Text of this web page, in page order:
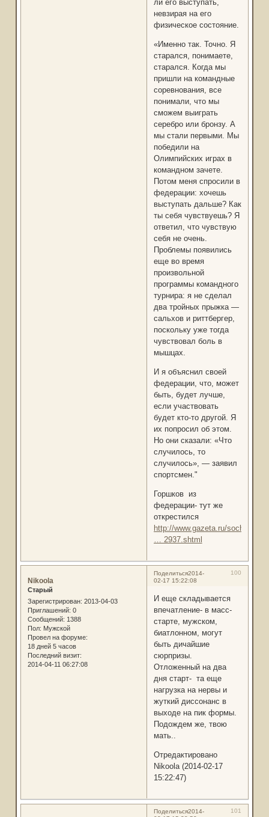
ли его выступать,
невзирая на его
физическое состояние.
«Именно так. Точно. Я
старался, понимаете,
старался. Когда мы
пришли на командные
соревнования, все
понимали, что мы
сможем выиграть
серебро или бронзу. А
мы стали первыми. Мы
победили на
Олимпийских играх в
командном зачете.
Потом меня спросили в
федерации: хочешь
выступать дальше? Как
ты себя чувствуешь? Я
ответил, что чувствую
себя не очень.
Проблемы появились
еще во время
произвольной
программы командного
турнира: я не сделал
два тройных прыжка —
сальхов и риттбергер,
поскольку уже тогда
чувствовал боль в
мышцах.
И я объяснил своей
федерации, что, может
быть, будет лучше,
если участвовать
будет кто-то другой. Я
их попросил об этом.
Но они сказали: «Что
случилось, то
случилось», — заявил
спортсмен."
Горшков из
федерации- тут же
открестился
http://www.gazeta.ru/sochi2014/
… 2937.shtml
Поделиться 100
2014-
02-17 15:22:08
Nikoola
Старый
Зарегистрирован: 2013-04-03
Приглашений: 0
Сообщений: 1388
Пол: Мужской
Провел на форуме:
18 дней 5 часов
Последний визит:
2014-04-11 06:27:08
И еще складывается
впечатление- в масс-
старте, мужском,
биатлонном, могут
быть дичайшие
сюрпризы.
Отложенный на два
дня старт- та еще
нагрузка на нервы и
жуткий диссонанс в
выходе на пик формы.
Подождем же, твою
мать..
Отредактировано
Nikoola (2014-02-17
15:22:47)
Поделиться 101
2014-